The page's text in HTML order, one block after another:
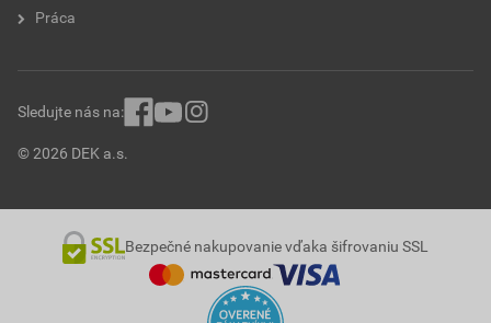
Práca
© 2026 DEK a.s.
Sledujte nás na:
Bezpečné nakupovanie vďaka šifrovaniu SSL